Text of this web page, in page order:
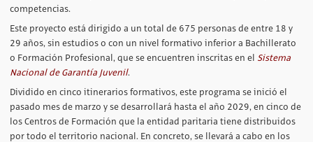
competencias.
Este proyecto está dirigido a un total de 675 personas de entre 18 y
29 años, sin estudios o con un nivel formativo inferior a Bachillerato
o Formación Profesional, que se encuentren inscritas en el Sistema
Nacional de Garantía Juvenil.
Dividido en cinco itinerarios formativos, este programa se inició el
pasado mes de marzo y se desarrollará hasta el año 2029, en cinco de
los Centros de Formación que la entidad paritaria tiene distribuidos
por todo el territorio nacional. En concreto, se llevará a cabo en los